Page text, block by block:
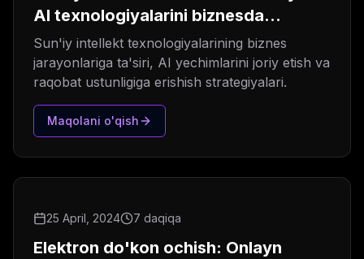
AI texnologiyalarini biznesda
qo'llash
Sun'iy intellekt texnologiyalarining biznes
jarayonlariga ta'siri, AI yechimlarini joriy etish va
raqobat ustunligiga erishish strategiyalari.
Maqolani o'qish
25 April, 2024 7 daqiqa
Elektron do'kon ochish: Onlayn